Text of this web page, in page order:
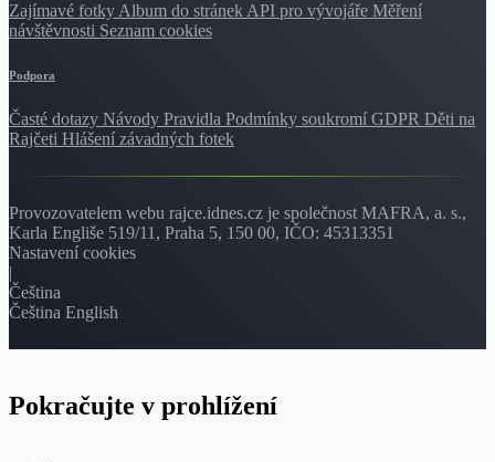
Zajímavé fotky Album do stránek API pro vývojáře Měření
návštěvnosti Seznam cookies
Podpora
Časté dotazy Návody Pravidla Podmínky soukromí GDPR Děti na
Rajčeti Hlášení závadných fotek
Provozovatelem webu rajce.idnes.cz je společnost MAFRA, a. s.,
Karla Engliše 519/11, Praha 5, 150 00, IČO: 45313351
Nastavení cookies
|
Čeština
Čeština English
Pokračujte v prohlížení